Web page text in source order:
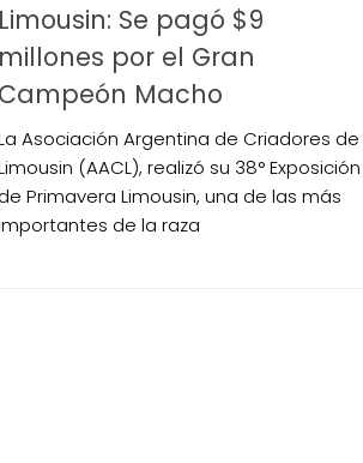
Limousin: Se pagó $9
millones por el Gran
Campeón Macho
Asociación Argentina de Criadores de
(AACL), realizó su 38° Exposición
de Primavera Limousin, una de las más
de la raza